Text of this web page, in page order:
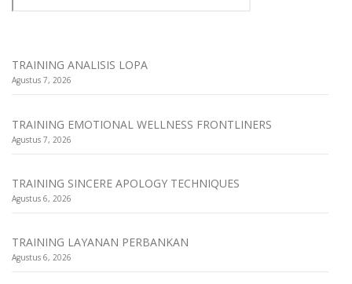
TRAINING ANALISIS LOPA
Agustus 7, 2026
TRAINING EMOTIONAL WELLNESS FRONTLINERS
Agustus 7, 2026
TRAINING SINCERE APOLOGY TECHNIQUES
Agustus 6, 2026
TRAINING LAYANAN PERBANKAN
Agustus 6, 2026